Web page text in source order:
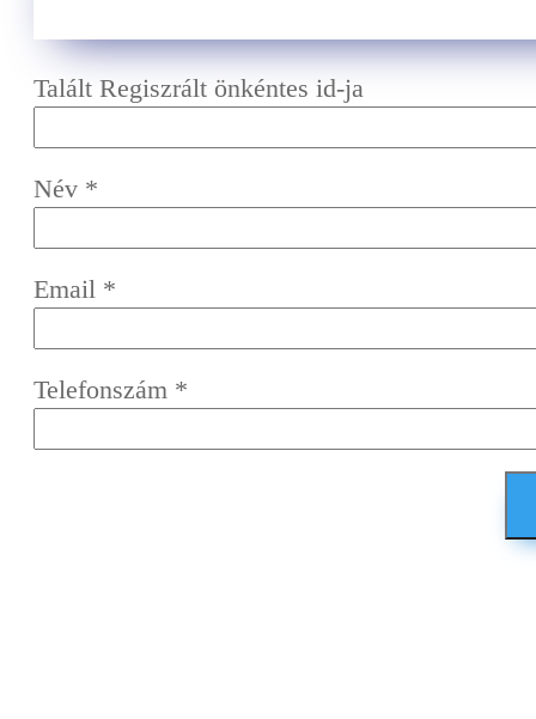
Talált Regiszrált önkéntes id-ja
Név *
Email *
Telefonszám *